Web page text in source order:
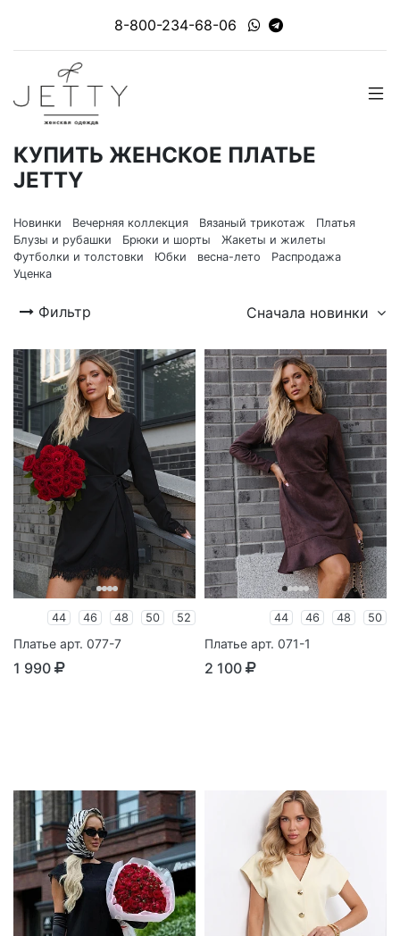
8-800-234-68-06
КУПИТЬ ЖЕНСКОЕ ПЛАТЬЕ
JETTY
Новинки Вечерняя коллекция Вязаный трикотаж
Платья
Блузы и рубашки
Брюки и шорты
Жакеты и жилеты
Футболки и толстовки
Юбки весна-лето
Распродажа
Уценка
Фильтр Сначала новинки
44 46 48 50 52
Платье арт. 077-7
1 990
44 46 48 50
Платье арт. 071-1
2 100